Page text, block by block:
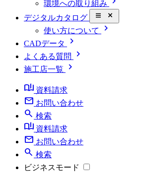
環境への取り組み
デジタルカタログ close_small
使い方について chevron_right
CADデータ chevron_right
よくある質問 chevron_right
施工店一覧
chevron_right
book_ribbon 資料請求
mail お問い合わせ
search 検索
book_ribbon 資料請求
mail お問い合わせ
search 検索
ビジネスモード